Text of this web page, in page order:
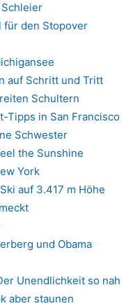
für den Stopover
auf Schritt und Tritt
Schultern
Tipps in San Francisco
Schwester
the Sunshine
York
auf 3.417 m Höhe
und Obama
Unendlichkeit so nah
aber staunen